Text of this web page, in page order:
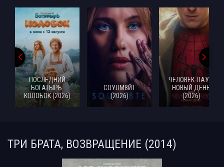
ПОСЛЕДНИЙ
БОГАТЫРЬ.
КОЛОБОК (2026)
СОУЛМ8ЙТ
(2026)
ЧЕЛОВЕК-ПАУК:
НОВЫЙ ДЕНЬ
(2026)
ТРИ БРАТА, ВОЗВРАЩЕНИЕ (2014)